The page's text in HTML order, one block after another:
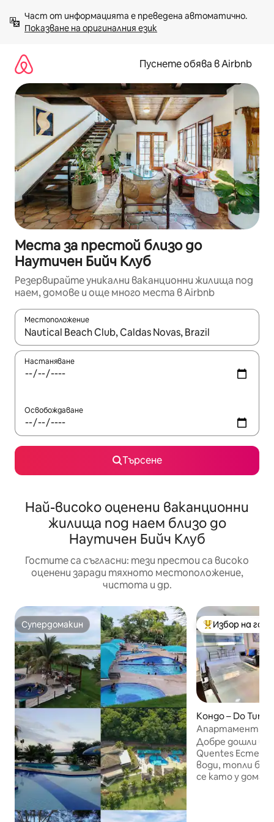
към
съдържанието
Показване на оригиналния език
Пуснете обява в Airbnb
Места за престой близо до
Наутичен Бийч Клуб
Резервирайте уникални ваканционни жилища под
наем, домове и още много места в Airbnb
Местоположение
Когато резултатите се покажат, използвайте
Настаняване
Освобождаване
Търсене
Най-високо оценени ваканционни
жилища под наем близо до
Наутичен Бийч Клуб
Гостите са съгласни: тези престои са високо
оценени заради тяхното местоположение,
чистота и др.
Супердомакин
Супердомакин Най-популярен
Избор на
Кондо – Do
Апартамент с 2
желаната улица
Добре дошли в
Quentes Естествени термални 🌟
води, топли басейни 🌟
се като у дома